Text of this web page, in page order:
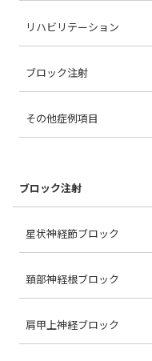
リハビリテーション
ブロック注射
その他症例項目
ブロック注射
星状神経節ブロック
頚部神経根ブロック
肩甲上神経ブロック